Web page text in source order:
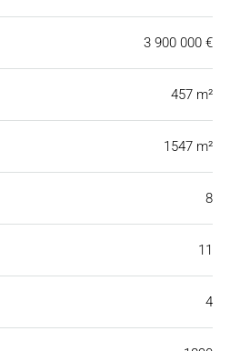
3 900 000 €
457 m²
1547 m²
8
11
4